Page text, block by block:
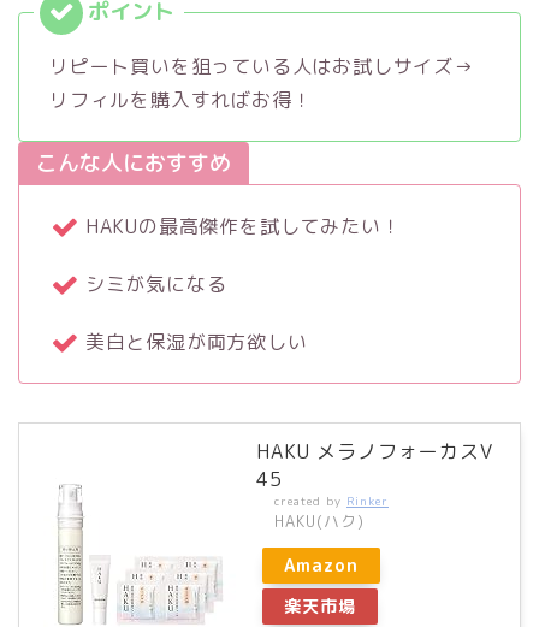
リピート買いを狙っている人はお試しサイズ→
リフィルを購入すればお得！
こんな人におすすめ
HAKUの最高傑作を試してみたい！
シミが気になる
美白と保湿が両方欲しい
HAKU メラノフォーカスV
45
created by Rinker
HAKU(ハク)
Amazon
楽天市場